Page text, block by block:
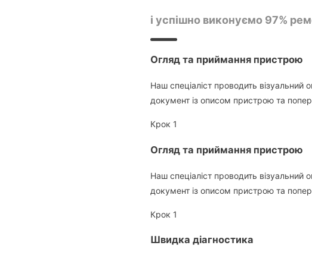
і успішно виконуємо 97%
Огляд та приймання пристрою
Наш спеціаліст проводить
документ із описом пристрою та
Крок 1
Огляд та приймання пристрою
Наш спеціаліст проводить
документ із описом пристрою та
Крок 1
Швидка діагностика